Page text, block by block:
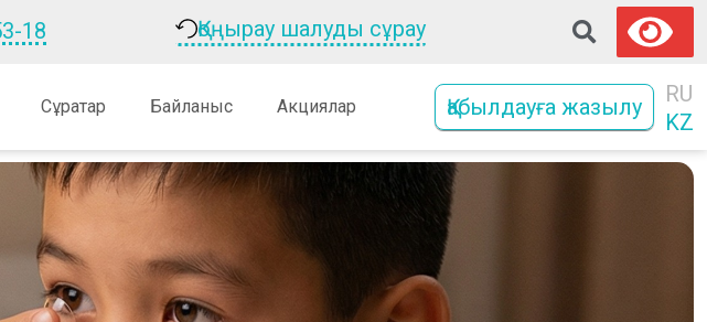
18 Қоңырау шалуды сұрау
Сұрақтар Байланыс Акциялар Қабылдауға жазылу
RU
KZ